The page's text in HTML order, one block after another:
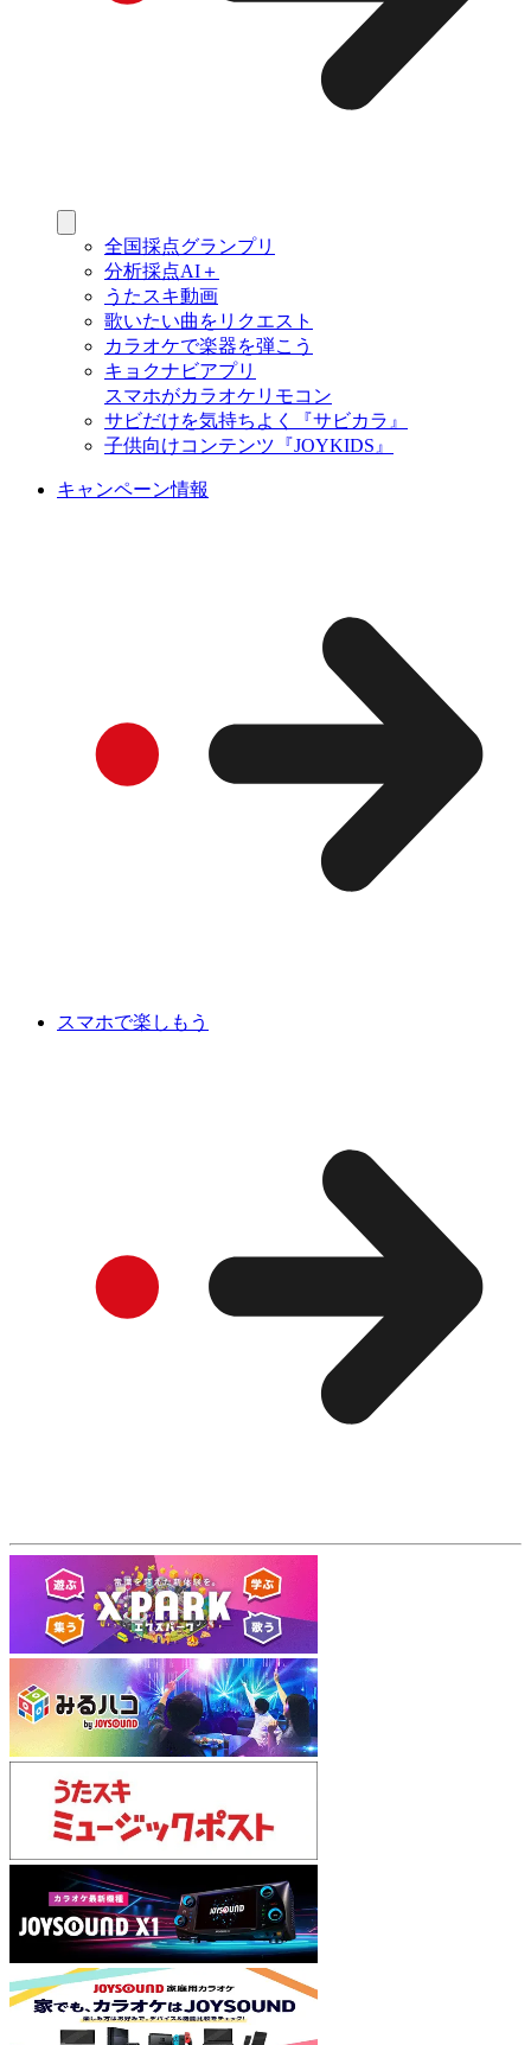
全国採点グランプリ
分析採点AI＋
うたスキ動画
歌いたい曲をリクエスト
カラオケで楽器を弾こう
キョクナビアプリ
スマホがカラオケリモコン
サビだけを気持ちよく『サビカラ』
子供向けコンテンツ『JOYKIDS』
キャンペーン情報
スマホで楽しもう